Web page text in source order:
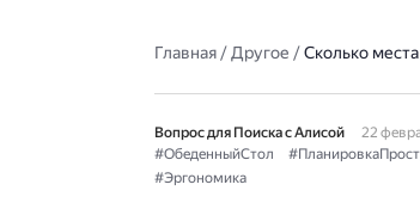
Главная/Другое /Сколько
Вопрос для Поиска с Алисой
22
#ОбеденныйСтол
#Эргономика